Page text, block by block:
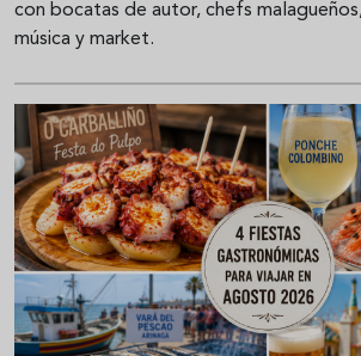
con bocatas de autor, chefs
música y market.